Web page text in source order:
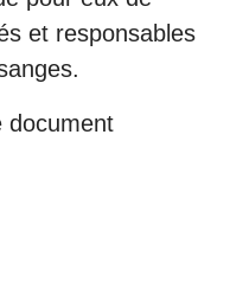
et responsables
document